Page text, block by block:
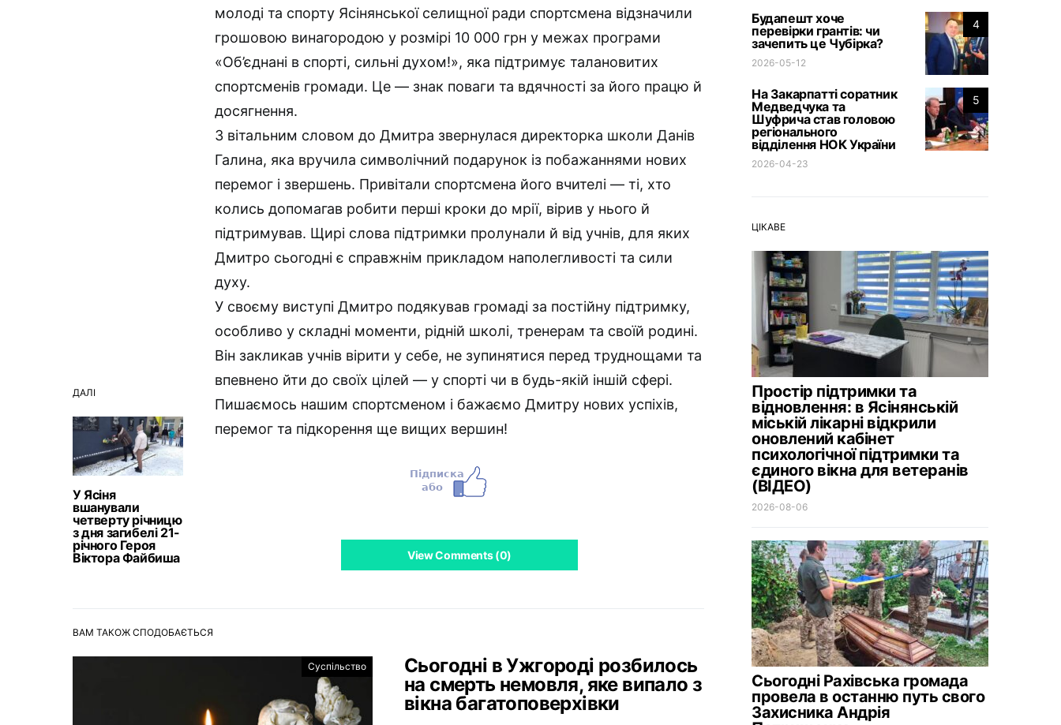
ДАЛІ
У Ясіня
вшанували
четверту річницю
з дня загибелі 21-
річного Героя
Віктора Файбиша
молоді та спорту Ясінянської селищної ради спортсмена відзначили
грошовою винагородою у розмірі 10 000 грн у межах програми
«Об’єднані в спорті, сильні духом!», яка підтримує талановитих
спортсменів громади. Це — знак поваги та вдячності за його працю й
досягнення.
З вітальним словом до Дмитра звернулася директорка школи Данів
Галина, яка вручила символічний подарунок із побажаннями нових
перемог і звершень. Привітали спортсмена його вчителі — ті, хто
колись допомагав робити перші кроки до мрії, вірив у нього й
підтримував. Щирі слова підтримки пролунали й від учнів, для яких
Дмитро сьогодні є справжнім прикладом наполегливості та сили
духу.
У своєму виступі Дмитро подякував громаді за постійну підтримку,
особливо у складні моменти, рідній школі, тренерам та своїй родині.
Він закликав учнів вірити у себе, не зупинятися перед труднощами та
впевнено йти до своїх цілей — у спорті чи в будь-якій іншій сфері.
Пишаємось нашим спортсменом і бажаємо Дмитру нових успіхів,
перемог та підкорення ще вищих вершин!
View Comments (0)
ВАМ ТАКОЖ СПОДОБАЄТЬСЯ
Суспільство
Сьогодні в Ужгороді розбилось
на смерть немовля, яке випало з
вікна багатоповерхівки
4
Будапешт хоче
перевірки грантів: чи
зачепить це Чубірка?
2026-05-12
5
На Закарпатті соратник
Медведчука та
Шуфрича став головою
регіонального
відділення НОК України
2026-04-23
ЦІКАВЕ
Простір підтримки та
відновлення: в Ясінянській
міській лікарні відкрили
оновлений кабінет
психологічної підтримки та
єдиного вікна для ветеранів
(ВІДЕО)
2026-08-06
Сьогодні Рахівська громада
провела в останню путь свого
Захисника Андрія